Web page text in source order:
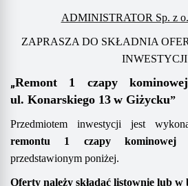
ADMINISTRATOR Sp. z
ZAPRASZA DO SKŁADNIA
INWESTYCJI
„Remont 1 czapy
ul. Konarskiego 13 w Giżycku”
Przedmiotem inwestycji jest
remontu 1 czapy kominowej
przedstawionym poniżej.
Oferty należy składać listownie lub w